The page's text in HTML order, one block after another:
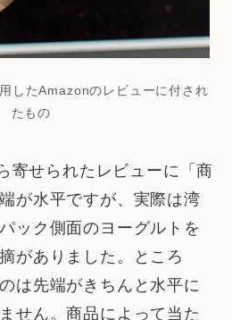
したAmazonのレビューに付され
たもの
寄せられたレビューに「商
が水平ですが、実際は湾
ック側面のヨーグルトを
がありました。ところ
は先端がきちんと水平に
せん。商品によって当た